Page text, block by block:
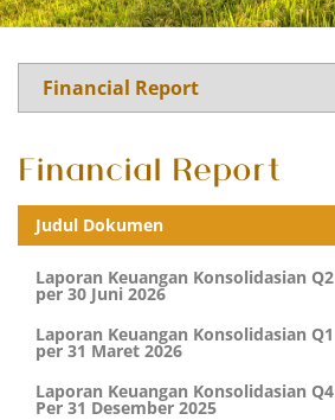
Financial Report
Judul Dokumen
Laporan Keuangan Konsolidasian Q2
per 30 Juni 2026
Laporan Keuangan Konsolidasian Q1
per 31 Maret 2026
Laporan Keuangan Konsolidasian Q4
Per 31 Desember 2025